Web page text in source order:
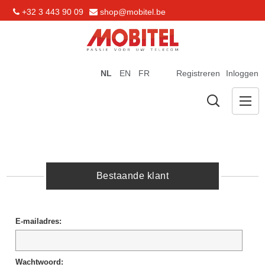
+32 3 443 90 09 shop@mobitel.be
Registreren Inloggen
NL EN FR
Bestaande klant
E-mailadres:
Wachtwoord: